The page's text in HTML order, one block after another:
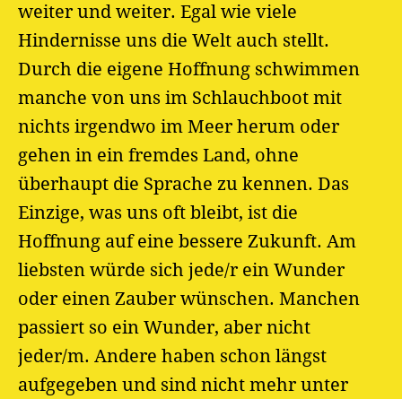
weiter und weiter. Egal wie viele
Hindernisse uns die Welt auch stellt.
Durch die eigene Hoffnung schwimmen
manche von uns im Schlauchboot mit
nichts irgendwo im Meer herum oder
gehen in ein fremdes Land, ohne
überhaupt die Sprache zu kennen. Das
Einzige, was uns oft bleibt, ist die
Hoffnung auf eine bessere Zukunft. Am
liebsten würde sich jede/r ein Wunder
oder einen Zauber wünschen. Manchen
passiert so ein Wunder, aber nicht
jeder/m. Andere haben schon längst
aufgegeben und sind nicht mehr unter